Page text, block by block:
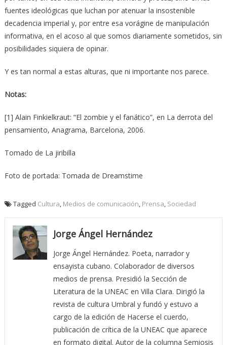
fuentes ideológicas que luchan por atenuar la insostenible
decadencia imperial y, por entre esa vorágine de manipulación
informativa, en el acoso al que somos diariamente sometidos, sin
posibilidades siquiera de opinar.
Y es tan normal a estas alturas, que ni importante nos parece.
Notas:
[1] Alain Finkielkraut: “El zombie y el fanático”, en La derrota del
pensamiento, Anagrama, Barcelona, 2006.
Tomado de La jiribilla
Foto de portada: Tomada de Dreamstime
Tagged Cultura Medios de comunicación Prensa Sociedad
Jorge Ángel Hernández
Jorge Ángel Hernández. Poeta, narrador y
ensayista cubano. Colaborador de diversos
medios de prensa. Presidió la Sección de
Literatura de la UNEAC en Villa Clara. Dirigió la
revista de cultura Umbral y fundó y estuvo a
cargo de la edición de Hacerse el cuerdo,
publicación de crítica de la UNEAC que aparece
en formato digital. Autor de la columna Semiosis